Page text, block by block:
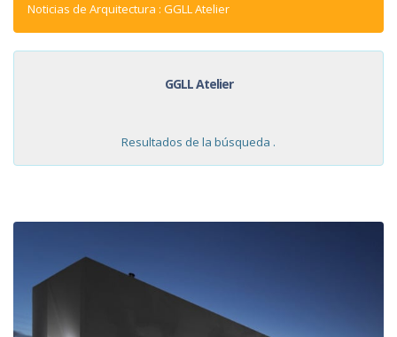
Noticias de Arquitectura : GGLL Atelier
GGLL Atelier
Resultados de la búsqueda .